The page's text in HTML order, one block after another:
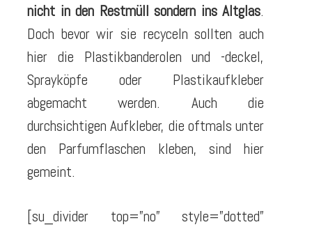
nicht in den Restmüll sondern ins Altglas.
Doch bevor wir sie recyceln sollten auch
hier die Plastikbanderolen und -deckel,
Sprayköpfe oder Plastikaufkleber
abgemacht werden. Auch die
durchsichtigen Aufkleber, die oftmals unter
den Parfumflaschen kleben, sind hier
gemeint.
[su_divider top=”no” style=”dotted”